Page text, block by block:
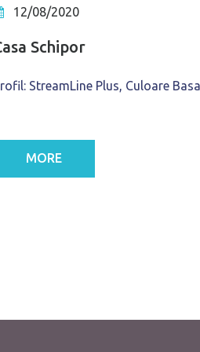
12/08/2020
Schipor
StreamLine Plus, Culoare
MORE